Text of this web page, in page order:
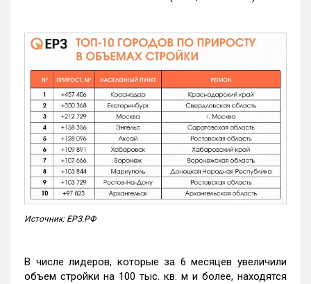
Источник: ЕРЗ.РФ
В числе лидеров, которые за 6 месяцев увеличили
объем стройки на 100 тыс. кв. м и более, находятся